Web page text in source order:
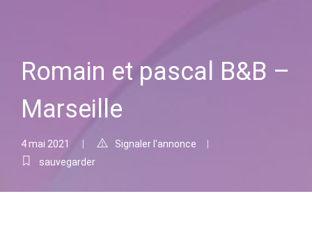
Romain et pascal B&B –
Marseille
4 mai 2021
Signaler l'annonce
sauvegarder